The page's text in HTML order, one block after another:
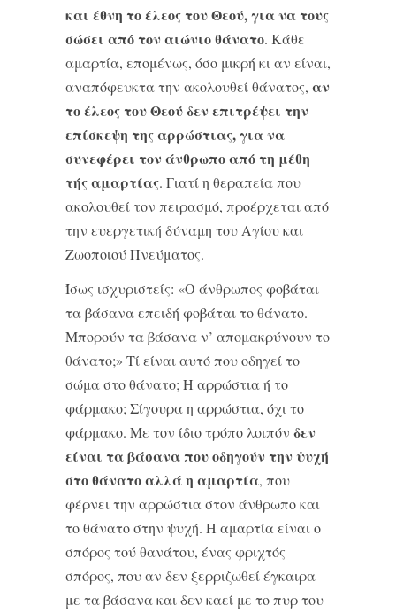
και έθνη το έλεος του Θεού, για να τους
σώσει από τον αιώνιο θάνατο. Κάθε
αμαρτία, επομένως, όσο μικρή κι αν είναι,
αναπόφευκτα την ακολουθεί θάνατος, αν
το έλεος του Θεού δεν επιτρέψει την
επίσκεψη της αρρώστιας, για να
συνεφέρει τον άνθρωπο από τη μέθη
τής αμαρτίας. Γιατί η θεραπεία που
ακολουθεί τον πειρασμό, προέρχεται από
την ευεργετική δύναμη του Αγίου και
Ζωοποιού Πνεύματος.
Ίσως ισχυριστείς: «Ο άνθρωπος φοβάται
τα βάσανα επειδή φοβάται το θάνατο.
Μπορούν τα βάσανα ν’ απομακρύνουν το
θάνατο;» Τί είναι αυτό που οδηγεί το
σώμα στο θάνατο; Η αρρώστια ή το
φάρμακο; Σίγουρα η αρρώστια, όχι το
φάρμακο. Με τον ίδιο τρόπο λοιπόν δεν
είναι τα βάσανα που οδηγούν την ψυχή
στο θάνατο αλλά η αμαρτία, που
φέρνει την αρρώστια στον άνθρωπο και
το θάνατο στην ψυχή. Η αμαρτία είναι ο
σπόρος τού θανάτου, ένας φριχτός
σπόρος, που αν δεν ξερριζωθεί έγκαιρα
με τα βάσανα και δεν καεί με το πυρ του